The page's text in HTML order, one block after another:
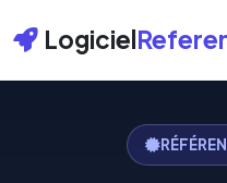
Logiciel